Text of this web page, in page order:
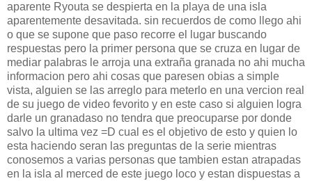
aparente Ryouta se despierta en la playa de una isla
aparentemente desavitada. sin recuerdos de como llego ahi
o que se supone que paso recorre el lugar buscando
respuestas pero la primer persona que se cruza en lugar de
mediar palabras le arroja una extraña granada no ahi mucha
informacion pero ahi cosas que paresen obias a simple
vista, alguien se las arreglo para meterlo en una vercion real
de su juego de video fevorito y en este caso si alguien logra
darle un granadaso no tendra que preocuparse por donde
salvo la ultima vez =D cual es el objetivo de esto y quien lo
esta haciendo seran las preguntas de la serie mientras
conosemos a varias personas que tambien estan atrapadas
en la isla al merced de este juego loco y estan dispuestas a